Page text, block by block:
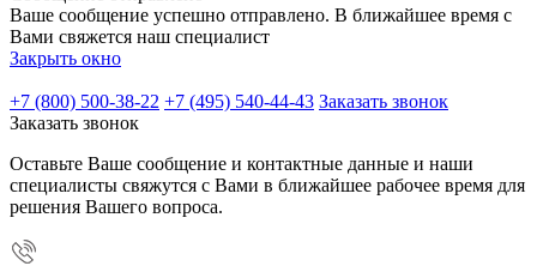
Ваше сообщение успешно отправлено. В ближайшее время с
Вами свяжется наш специалист
Закрыть окно
+7 (800) 500-38-22 +7 (495) 540-44-43 Заказать звонок
Заказать звонок
Оставьте Ваше сообщение и контактные данные и наши
специалисты свяжутся с Вами в ближайшее рабочее время для
решения Вашего вопроса.